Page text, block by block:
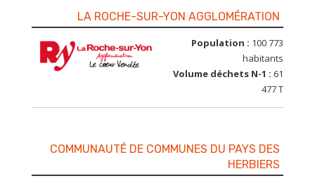
LA ROCHE-SUR-YON AGGLOMÉRATION
Population : 100 773
habitants
Volume déchets N-1 : 61
477 T
COMMUNAUTÉ DE COMMUNES DU PAYS DES
HERBIERS